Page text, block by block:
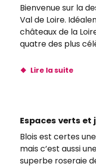
Bienvenue sur la
Val de Loire.
châteaux de la
quatre des plus
Lire la suite
Espaces verts et
Blois est certes
mais c’est aussi
superbe roseraie